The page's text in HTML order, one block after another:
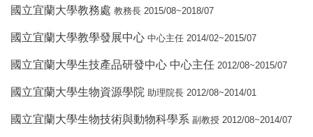
國立宜蘭大學教務處 教務長 2015/08~2018/07
國立宜蘭大學教學發展中心 中心主任 2014/02~2015/07
國立宜蘭大學生技產品研發中心 中心主任 2012/08~2015/07
國立宜蘭大學生物資源學院 助理院長 2012/08~2014/01
國立宜蘭大學生物技術與動物科學系 副教授 2012/08~2014/07